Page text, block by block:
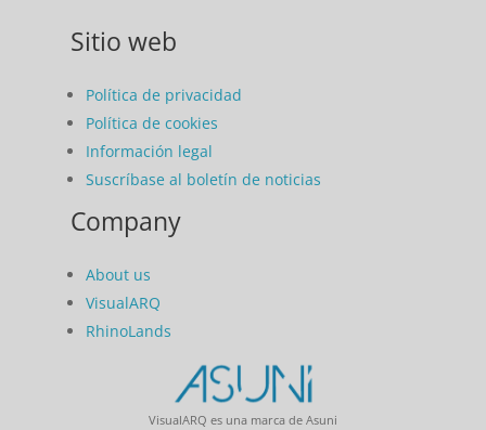
Sitio web
Política de privacidad
Política de cookies
Información legal
Suscríbase al boletín de noticias
Company
About us
VisualARQ
RhinoLands
VisualARQ es una marca de Asuni